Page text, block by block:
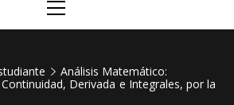
San
principal
Análisis Matemático:
Derivada e Integrales, por la